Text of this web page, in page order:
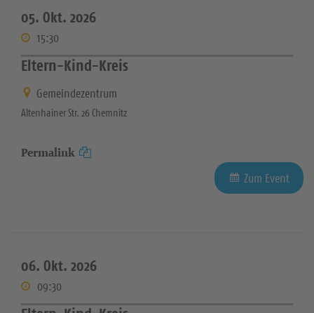
05. Okt. 2026
15:30
Eltern-Kind-Kreis
Gemeindezentrum
Altenhainer Str. 26 Chemnitz
Permalink
Zum Event
06. Okt. 2026
09:30